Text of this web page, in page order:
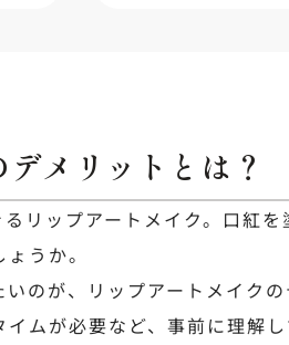
メリットとは？
リップアートメイク。口紅
うか。
のが、リップアートメイクの
ムが必要など、事前に理解